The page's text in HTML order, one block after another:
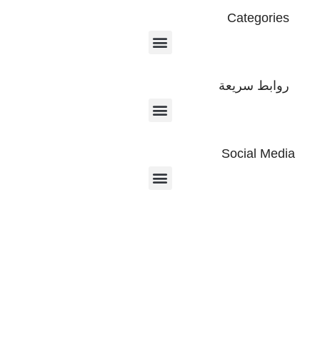
Categories
روابط سريعة
Social Media